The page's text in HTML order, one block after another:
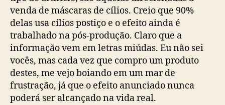
venda de máscaras de cílios. Creio que 90%
delas usa cílios postiço e o efeito ainda é
trabalhado na pós-produção. Claro que a
informação vem em letras miúdas. Eu não sei
vocês, mas cada vez que compro um produto
destes, me vejo boiando em um mar de
frustração, já que o efeito anunciado nunca
poderá ser alcançado na vida real.